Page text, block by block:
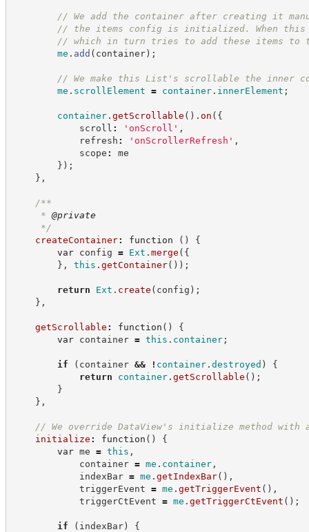
// We add the container after creating it
// the items config is initialized. When this
// which in turn tries to add these items to
me . add ( container) ;
// We make this List's scrollable the inner
me . scrollElement = container. innerElement ;
container. getScrollable ( ) . on ( {
scroll : ' onScroll ' ,
refresh : ' onScrollerRefresh ' ,
scope :
me
} ) ;
} ,
/**
* @private
*/
createContainer: function ( )
{
var config = Ext . merge ( {
} , this . getContainer( ) ) ;
return Ext . create ( config ) ;
} ,
getScrollable : function ( )
{
var container = this . container;
if ( container && ! container. destroyed )
{
return
container. getScrollable ( ) ;
}
} ,
// We override DataView's initialize method with
initialize : function ( )
{
var me = this ,
container = me . container,
indexBar = me . getIndexBar( ) ,
triggerEvent = me . getTriggerEvent ( ) ,
triggerCtEvent = me . getTriggerCtEvent ( ) ;
if ( indexBar)
{